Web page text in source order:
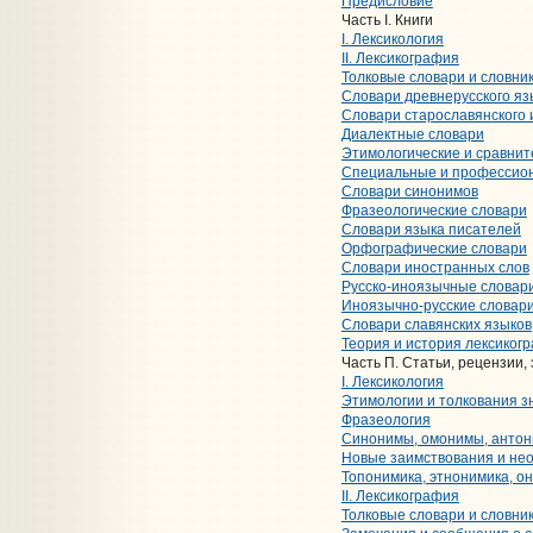
Часть I. Книги
I. Лексикология
II. Лексикография
Толковые словари и
Словари древнерусского
Словари старославянского
Диалектные словари
Этимологические и
Специальные и
Словари синонимов
Фразеологические словари
Словари языка писателей
Орфографические словари
Словари иностранных слов
Русско-иноязычные
Иноязычно-русские
Словари славянских языков
Теория и история
Часть П. Статьи, рецензии,
I. Лексикология
Этимологии и толкования
Фразеология
Синонимы, омонимы,
Новые заимствования и
Топонимика, этнонимика,
II. Лексикография
Толковые словари и